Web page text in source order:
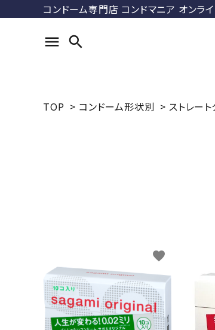
コンドーム専門店 コンドマニア オンライ
menu search
コンドーム
潤滑剤・ローション
TOP > コンドーム形状別 > ストレー
favorite